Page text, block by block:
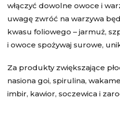
włączyć dowolne owoce i
uwagę zwróć na warzywa
kwasu foliowego – jarmuż,
i owoce spożywaj surowe,
Za produkty zwiększające
nasiona goi, spirulina,
imbir, kawior, soczewica i